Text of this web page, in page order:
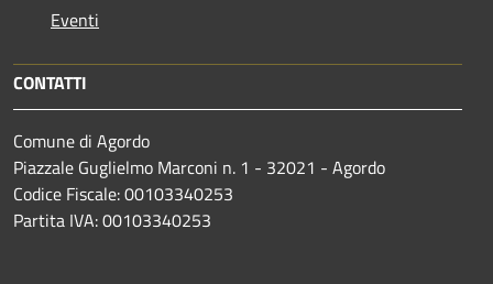
Eventi
CONTATTI
Comune di Agordo
Piazzale Guglielmo Marconi n. 1 - 32021 - Agordo
Codice Fiscale: 00103340253
Partita IVA: 00103340253